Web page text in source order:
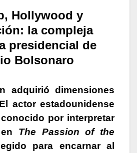
Hollywood y
la compleja
presidencial de
Bolsonaro
adquirió dimensiones
actor estadounidense
por interpretar
The Passion of the
para encarnar al